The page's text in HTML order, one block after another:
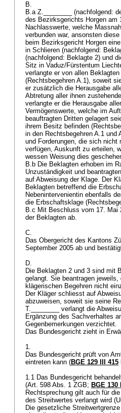
B.
B.a Z.________ (nachfolgend:
des Bezirksgerichts Horgen am
Nachlasswerte, welche
verbunden war, ansonsten
beim Bezirksgericht Horgen
in Schlieren (nachfolgend:
(nachfolgend: Beklagte 2) und
Sitz in Vaduz/Fürstentum
verlangte er von allen
(Rechtsbegehren A.1), soweit
er zusätzlich die Herausgabe
Abtretung aller ihnen
verlangte er die Herausgabe
Vermögenswerte, welche im
beauftragten Dritten gelagert
ihrem Besitz befinden
in den Rechtsbegehren A.1 und
und Forderungen, die sich
verfügen, Auskunft zu erteilen,
wessen Weisung dies
B.b Die Beklagten erhoben im
Unzuständigkeit und
auf Abweisung der Klage. Der
Beklagten betreffend die
Nebenintervenientin ebenfalls
die Erbschaftsklage
B.c Mit Beschluss vom 17. Mai
der Beklagten ab.
C.
Das Obergericht des Kantons
September 2005 ab und
D.
Die Beklagten 2 und 3 sind mit
gelangt. Sie beantragen
klägerischen Begehren nicht
Der Kläger schliesst auf
abzuweisen, soweit sie seine
T.________ verlangt die
Ergänzung des Sachverhaltes
Gegenbemerkungen verzichtet.
Das Bundesgericht zieht in
1.
Das Bundesgericht prüft von
eintreten kann (BGE 129 III 415
1.1 Das Bundesgericht
(Art. 598 Abs. 1 ZGB; BGE 130
Rechtsprechung gilt auch für
des Streitwertes verlangt wird
Die gesetzliche